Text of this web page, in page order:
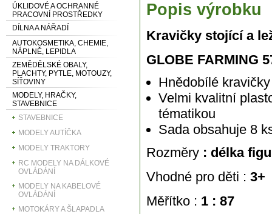
ÚKLIDOVÉ A OCHRANNÉ
PRACOVNÍ PROSTŘEDKY
DÍLNA A NÁŘADÍ
AUTOKOSMETIKA, CHEMIE,
NÁPLNĚ, LEPIDLA
ZEMĚDĚLSKÉ OBALY,
PLACHTY, PYTLE, MOTOUZY,
SÍŤOVINY
MODELY, HRAČKY,
STAVEBNICE
STAVEBNICE
MODELY AUTÍČKA
MODELY TRAKTORY
RC MODELY NA DÁLKOVÉ
OVLÁDÁNÍ
MODELY NA KABELOVÉ
OVLÁDÁNÍ
MOTOKÁRY A ŠLAPADLA
Popis výrobku
Kravičky stojící a
GLOBE FARMING
Hnědobílé
Velmi kvalitní
tématikou
Sada obsahuje 8
Rozměry : délka
Vhodné pro děti : 3+
Měřítko : 1 : 87